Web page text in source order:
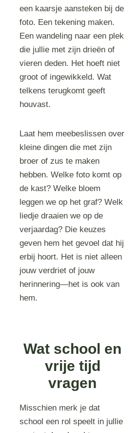
een kaarsje aansteken bij de
foto. Een tekening maken.
Een wandeling naar een plek
die jullie met zijn drieën of
vieren deden. Het hoeft niet
groot of ingewikkeld. Wat
telkens terugkomt geeft
houvast.
Laat hem meebeslissen over
kleine dingen die met zijn
broer of zus te maken
hebben. Welke foto komt op
de kast? Welke bloem
leggen we op het graf? Welk
liedje draaien we op de
verjaardag? Die keuzes
geven hem het gevoel dat hij
erbij hoort. Het is niet alleen
jouw verdriet of jouw
herinnering—het is ook van
hem.
Wat school en
vrije tijd
vragen
Misschien merk je dat
school een rol speelt in jullie